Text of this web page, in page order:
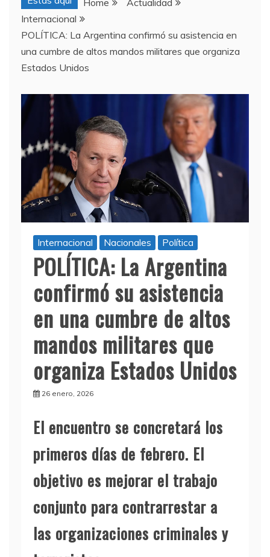
Home
Actualidad
Internacional
POLÍTICA: La Argentina confirmó su asistencia en
una cumbre de altos mandos militares que organiza
Estados Unidos
Internacional Nacionales Política
POLÍTICA: La Argentina
confirmó su asistencia
en una cumbre de altos
mandos militares que
organiza Estados Unidos
26 enero, 2026
El encuentro se concretará los
primeros días de febrero. El
objetivo es mejorar el trabajo
conjunto para contrarrestar a
las organizaciones criminales y